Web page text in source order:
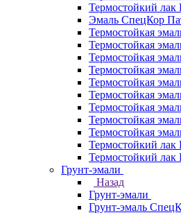
Термостойкий
Эмаль СпецКор
Термостойкая
Термостойкая
Термостойкая
Термостойкая
Термостойкая
Термостойкая
Термостойкая
Термостойкая
Термостойкая
Термостойкий
Термостойкий
Грунт-эмали
Назад
Грунт-эмали
Грунт-эмаль